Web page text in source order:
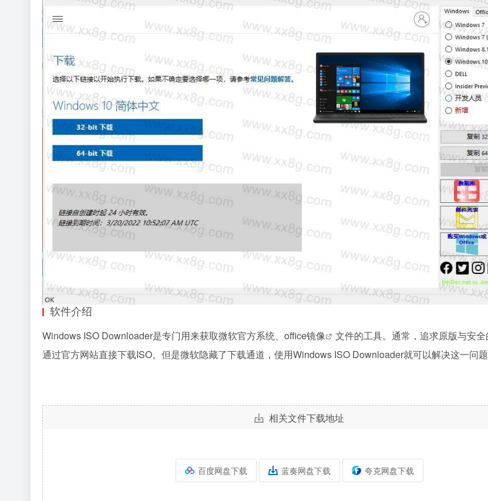
软件介绍
Windows ISO Downloader是专门用来获取微软官方系统、office镜像
文件的工具。通常，追求原版与安
通过官方网站直接下载ISO。但是微软隐藏了下载通道，使用Windows ISO Downloader就可以解决这一问题
相关文件下载地址
百度网盘下载 蓝奏网盘下载 夸克网盘下载